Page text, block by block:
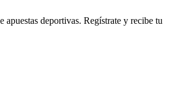
apuestas deportivas. Regístrate y recibe tu